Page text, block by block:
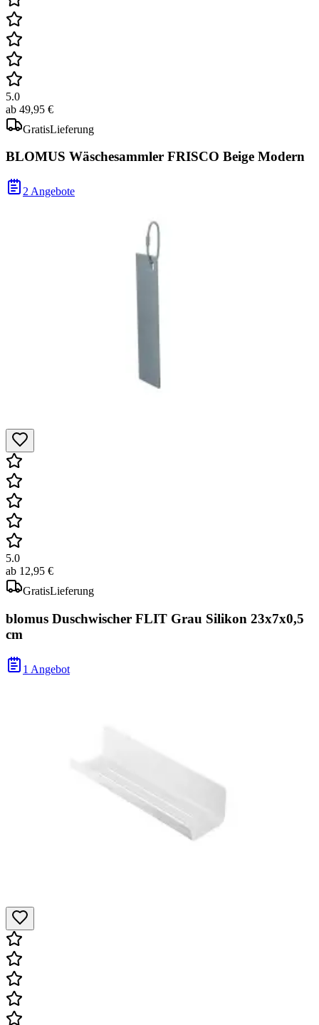
5.0
ab 49,95 €
GratisLieferung
BLOMUS Wäschesammler FRISCO Beige Modern
2 Angebote
5.0
ab 12,95 €
GratisLieferung
blomus Duschwischer FLIT Grau Silikon 23x7x0,5
cm
1 Angebot